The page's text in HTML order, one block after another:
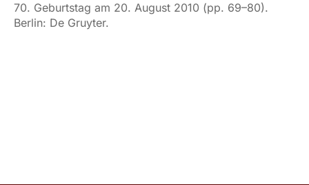
70. Geburtstag am 20. August 2010 (pp. 69–80).
Berlin: De Gruyter.